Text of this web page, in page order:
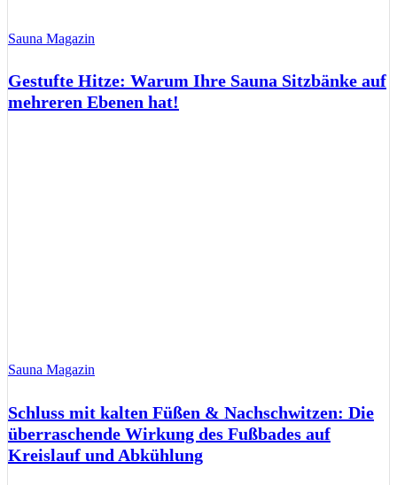
Sauna Magazin
Gestufte Hitze: Warum Ihre Sauna Sitzbänke auf
mehreren Ebenen hat!
Sauna Magazin
Schluss mit kalten Füßen & Nachschwitzen: Die
überraschende Wirkung des Fußbades auf
Kreislauf und Abkühlung